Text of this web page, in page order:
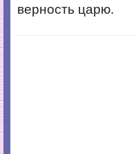
верность царю.